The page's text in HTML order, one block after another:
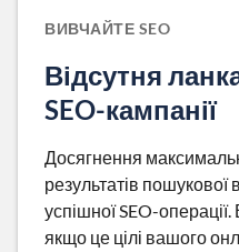
ВИВЧАЙТЕ SEO
Відсутня
SEO-кампанії
Досягнення
результатів пошукової
успішної SEO-
якщо це цілі вашого